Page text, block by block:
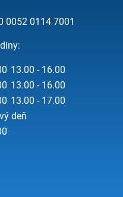
0052 0114 7001
13.00 - 16.00
13.00 - 16.00
13.00 - 17.00
deň